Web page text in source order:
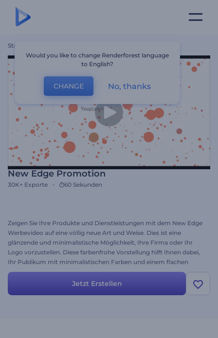
Startseite
New Edge Promotion
30K+ Exporte 60 Sekunden
Zeigen Sie Ihre Produkte und Dienstleistungen mit dem New Edge
Werbevideo auf eine völlig neue Art und Weise. Dies ist eine
glänzende und minimalistische Möglichkeit, Ihre Firma oder Ihr
Logo vorzustellen. Diese farbenfrohe Vorstellung hilft Ihnen dabei,
Ihr Publikum mit minimalistischen Farben und einem flachen
Design zu faszinieren. Erstellen Sie Ihren eigenen animierten
kommerziellen, inspirierenden Explainer oder ein Vorstellungsvideo
für Ihre Firma in wenigen Minuten.
Jetzt Erstellen
Would you like to change Renderforest language
to English?
CHANGE No, thanks